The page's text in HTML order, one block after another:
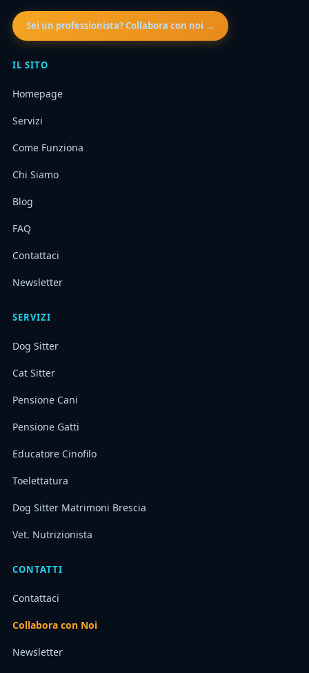
Sei un professionista? Collabora con noi →
IL SITO
Homepage
Servizi
Come Funziona
Chi Siamo
Blog
FAQ
Contattaci
Newsletter
SERVIZI
Dog Sitter
Cat Sitter
Pensione Cani
Pensione Gatti
Educatore Cinofilo
Toelettatura
Dog Sitter Matrimoni Brescia
Vet. Nutrizionista
CONTATTI
Contattaci
Collabora con Noi
Newsletter